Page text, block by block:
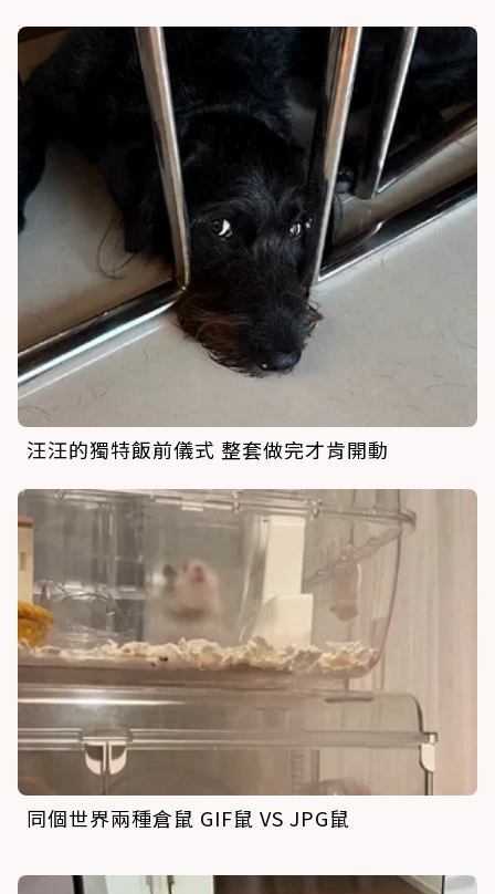
汪汪的獨特飯前儀式 整套做完才肯開動
同個世界兩種倉鼠 GIF鼠 VS JPG鼠